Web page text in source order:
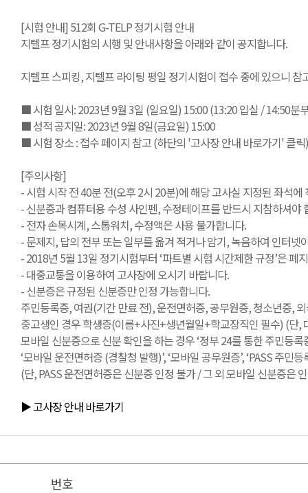
[시험 안내] 512회 G-TELP 정기시험 안내
지텔프 정기시험의 시행 및 안내사항을 아래와 같이 공지합니다.
지텔프 스피킹, 지텔프 라이팅 평일 정기시험이 접수 중에 있으니 참
■ 시험 일시: 2023년 9월 3일 (일요일) 15:00 (13:20 입실 / 14:50분
■ 성적 공지일: 2023년 9월 8일(금요일) 15:00
■ 시험 장소 : 접수 페이지 참고 (하단의 '고사장 안내 바로가기' 클릭)
[주의사항]
- 시험 시작 전 40분 전(오후 2시 20분)에 해당 고사실 지정된 좌석에
- 신분증과 컴퓨터용 수성 사인펜, 수정테이프를 반드시 지참하셔야
- 전자 손목시계, 스톱워치, 수정액은 사용 불가합니다.
- 문제지, 답의 전부 또는 일부를 옮겨 적거나 암기, 녹음하여 인터
- 2018년 5월 13일 정기시험부터 ‘파트별 시험 시간제한 규정’은
- 대중교통을 이용하여 고사장에 오시기 바랍니다.
- 신분증은 규정된 신분증만 인정 가능합니다.
주민등록증, 여권(기간 만료 전), 운전면허증, 공무원증, 청소년증,
중고생인 경우 학생증(이름+사진+생년월일+학교장직인 필수) (단,
모바일 신분증으로 신분 확인을 하는 경우 ‘정부 24를 통한 주민등록
‘모바일 운전면허증 (경찰청 발행)’, ‘모바일 공무원증’, ‘PASS 주민
(단, PASS 운전면허증은 신분증 인정 불가 / 그 외 모바일 신분증은
▶ 고사장 안내 바로가기
번호